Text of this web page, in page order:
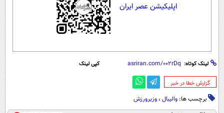
اپلیکیشن عصر ایران
لینک کوتاه: کپی لینک
‌گزارش خطا در خبر
برچسب ها: والیبال ، وزیرورزش